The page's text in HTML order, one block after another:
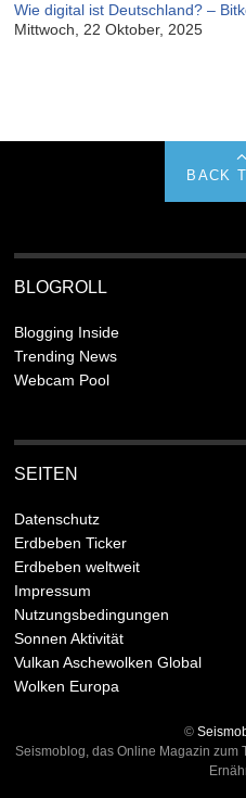
Wie digital ist Deutschland? –
Mittwoch, 22 Oktober, 2025
BACK
BLOGROLL
Blogging Inside
Trending News
Webcam Pool
SEITEN
Datenschutz
Erdbeben Ticker
Erdbeben weltweit
Impressum
Nutzungsbedingungen
Sonnen Aktivität
Vulkan Aschewolken Global
Wolken Europa
©
Seismoblog, das Online Magazin zum